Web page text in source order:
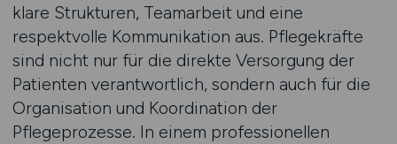
klare Strukturen, Teamarbeit und eine
respektvolle Kommunikation aus. Pflegekräfte
sind nicht nur für die direkte Versorgung der
Patienten verantwortlich, sondern auch für die
Organisation und Koordination der
Pflegeprozesse. In einem professionellen